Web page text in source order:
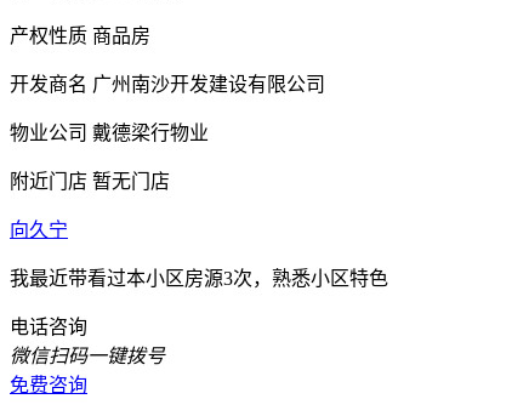
产权性质 商品房
开发商名 广州南沙开发建设有限公司
物业公司 戴德梁行物业
附近门店 暂无门店
向久宁
我最近带看过本小区房源3次，熟悉小区特色
电话咨询
微信扫码一键拨号
免费咨询